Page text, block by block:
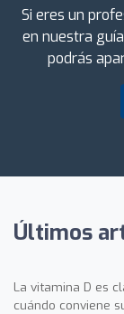
Si eres un
en nuestra
podrás
Últimos
La vitamina D es
cuándo conviene